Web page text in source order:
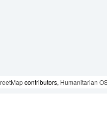
contributors, Humanitarian